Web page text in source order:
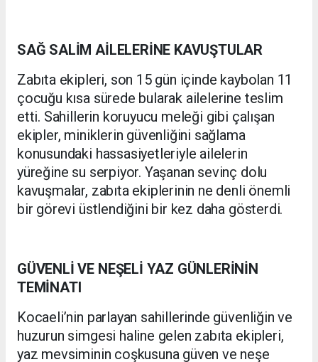
SAĞ SALİM AİLELERİNE KAVUŞTULAR
Zabıta ekipleri, son 15 gün içinde kaybolan 11
çocuğu kısa sürede bularak ailelerine teslim
etti. Sahillerin koruyucu meleği gibi çalışan
ekipler, miniklerin güvenliğini sağlama
konusundaki hassasiyetleriyle ailelerin
yüreğine su serpiyor. Yaşanan sevinç dolu
kavuşmalar, zabıta ekiplerinin ne denli önemli
bir görevi üstlendiğini bir kez daha gösterdi.
GÜVENLİ VE NEŞELİ YAZ GÜNLERİNİN
TEMİNATI
Kocaeli’nin parlayan sahillerinde güvenliğin ve
huzurun simgesi haline gelen zabıta ekipleri,
yaz mevsiminin coşkusuna güven ve neşe